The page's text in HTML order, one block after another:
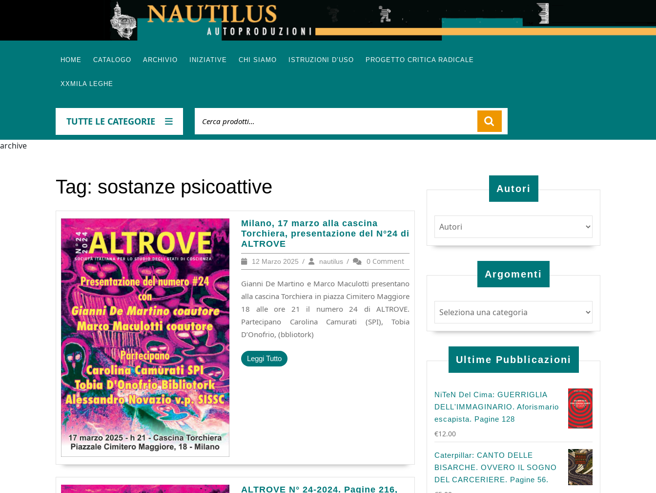
HOME CATALOGO ARCHIVIO INIZIATIVE CHI SIAMO ISTRUZIONI D’USO PROGETTO CRITICA RADICALE
XXMILA LEGHE
TUTTE LE CATEGORIE
archive
Tag: sostanze psicoattive
Milano, 17 marzo alla cascina
Torchiera, presentazione del N°24 di
ALTROVE
Milano,
17
marzo
alla
cascina
presentazione
del
N°24
ALTROVE
12 Marzo 2025 12
Marzo
2025
/ nautilusnautilus
/ 0 Comment
Gianni De Martino e Marco Maculotti presentano
alla cascina Torchiera in piazza Cimitero Maggiore
18 alle ore 21 il numero 24 di ALTROVE.
Partecipano Carolina Camurati (SPI), Tobia
D’Onofrio, (bbliotork)
Leggi TuttoLeggi
Tutto
ALTROVE N° 24-2024. Pagine 216,
ALTROVE
Autori
Argomenti
Ultime Pubblicazioni
NiTeN Del Cima: GUERRIGLIA
DELL'IMMAGINARIO. Aforismario
escapista. Pagine 128
€12.00
Caterpillar: CANTO DELLE
BISARCHE. OVVERO IL SOGNO
DEL CARCERIERE. Pagine 56.